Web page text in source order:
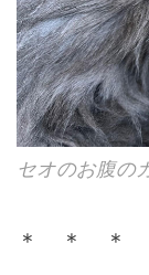
セオのお腹の
＊ ＊ ＊